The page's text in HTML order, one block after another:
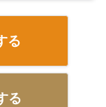
る
る